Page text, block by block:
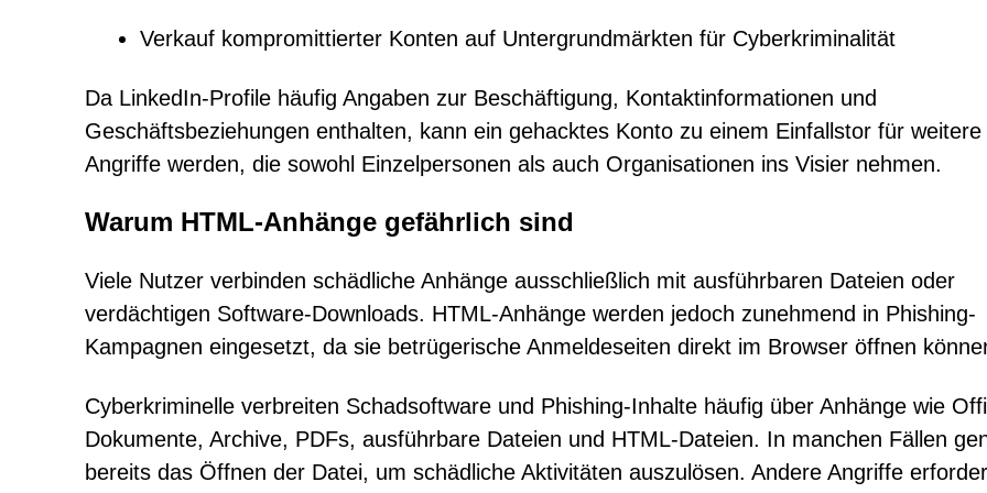
Verkauf kompromittierter Konten auf Untergrundmärkten für Cyberkriminalität
Da LinkedIn-Profile häufig Angaben zur Beschäftigung, Kontaktinformationen und
Geschäftsbeziehungen enthalten, kann ein gehacktes Konto zu einem Einfallstor für weitere
Angriffe werden, die sowohl Einzelpersonen als auch Organisationen ins Visier nehmen.
Warum HTML-Anhänge gefährlich sind
Viele Nutzer verbinden schädliche Anhänge ausschließlich mit ausführbaren Dateien oder
verdächtigen Software-Downloads. HTML-Anhänge werden jedoch zunehmend in Phishing-
Kampagnen eingesetzt, da sie betrügerische Anmeldeseiten direkt im Browser öffnen
Cyberkriminelle verbreiten Schadsoftware und Phishing-Inhalte häufig über Anhänge wie
Dokumente, Archive, PDFs, ausführbare Dateien und HTML-Dateien. In manchen Fällen
bereits das Öffnen der Datei, um schädliche Aktivitäten auszulösen. Andere Angriffe